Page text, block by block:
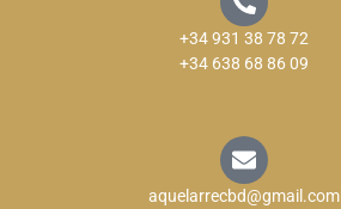
+34 931 38 78 72
+34 638 68 86 09
aquelarrecbd@gmail.com